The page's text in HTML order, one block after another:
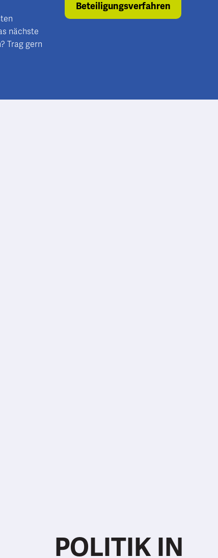
nächste
Trag gern
Beteiligungsverfahren
POLITIK IN